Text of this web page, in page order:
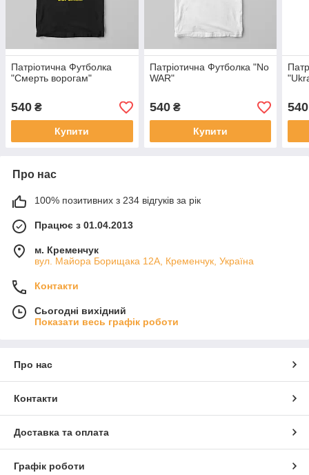
Патріотична Футболка
"Смерть ворогам"
540 ₴
Купити
Патріотична Футболка "No
WAR"
540₴
Купити
540
Про нас
100% позитивних з 234 відгуків за рік
Працює з 01.04.2013
м. Кременчук
вул. Майора Борищака 12А, Кременчук, Україна
Контакти
Сьогодні вихідний
Показати весь графік роботи
Про нас
Контакти
Доставка та оплата
Графік роботи